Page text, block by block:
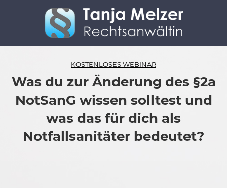
KOSTENLOSES WEBINAR
Was du zur Änderung des §2a
NotSanG wissen solltest und
was das für dich als
Notfallsanitäter bedeutet?